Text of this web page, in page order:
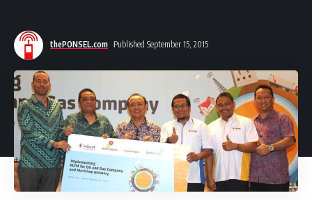
thePONSEL.com Published September 15, 2015